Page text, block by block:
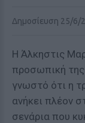
Δημοσίευση 25/6/
H Άλκηστις
προσωπική
γνωστό ότι η
ανήκει πλέον
σενάρια που